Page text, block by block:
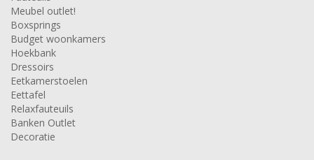
Meubel outlet!
Boxsprings
Budget woonkamers
Hoekbank
Dressoirs
Eetkamerstoelen
Eettafel
Relaxfauteuils
Banken Outlet
Decoratie